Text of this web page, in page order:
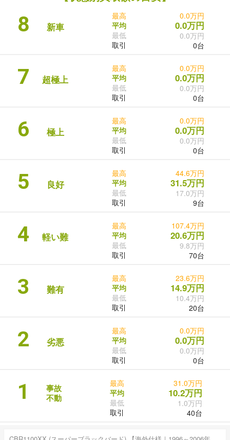
8 新車
最高
平均
最低
取引
0.0万円
0.0万円
0.0万円
0台
7 超極上
最高
平均
最低
取引
0.0万円
0.0万円
0.0万円
0台
6 極上
最高
平均
最低
取引
0.0万円
0.0万円
0.0万円
0台
5 良好
最高
平均
最低
取引
44.6万円
31.5万円
17.0万円
9台
4 軽い難
最高
平均
最低
取引
107.4万円
20.6万円
9.8万円
70台
3 難有
最高
平均
最低
取引
23.6万円
14.9万円
10.4万円
20台
2 劣悪
最高
平均
最低
取引
0.0万円
0.0万円
0.0万円
0台
1
事故
不動
最高
平均
最低
取引
31.0万円
10.2万円
1.0万円
40台